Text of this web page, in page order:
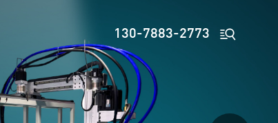
130-7883-2773 